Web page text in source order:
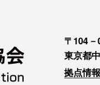
〒104－
東京都
拠点情